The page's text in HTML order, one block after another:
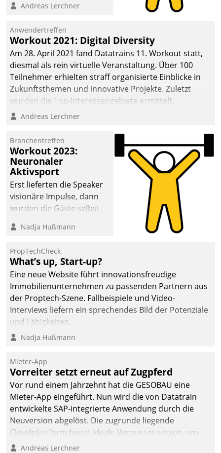
Teilnehmer kurzweilige
Cloud-Strategien und -
Lösungen mit hohem
Zukunftspotenzial.
Andreas Lerchner
Anwendertreffen
Workout 2021: Digital Diversity
Am 28. April 2021 fand Datatrains 11. Workout statt,
diesmal als rein virtuelle Veranstaltung. Über 100
Teilnehmer erhielten straff organisierte Einblicke in
Zukunftsthemen und innovative Projekte. Zuletzt
wurden die Top-Interessengebiete ermittelt.
Andreas Lerchner
Branchentreffen
Workout 2023:
Neuronaler
Aktivsport
Erst lieferten die Speaker
visionäre Impulse, dann
wurden die Gäste selbst
methodisch
Quartier. Dazwischen
zeigte Datatrain, was es
Neues zu bieten hat.
Nadja Hußmann
PropTechCheck
What’s up, Start-up?
Eine neue Website führt innovationsfreudige
Immobilienunternehmen zu passenden Partnern aus
der Proptech-Szene. Fallbeispiele und Video-
Interviews liefern ein sprechendes Bild der Potenziale
und Fähigkeiten.
Nadja Hußmann
Mieter-App
Vorreiter setzt erneut auf Zugpferd
Vor rund einem Jahrzehnt hat die GESOBAU eine
Mieter-App eingeführt. Nun wird die von Datatrain
entwickelte SAP-integrierte Anwendung durch die
Neuversion abgelöst. Die zugrunde liegende
Cloudplattform bietet ideale Voraussetzungen, um
die Funktionalität der App zu erweitern und weitere
Andreas Lerchner